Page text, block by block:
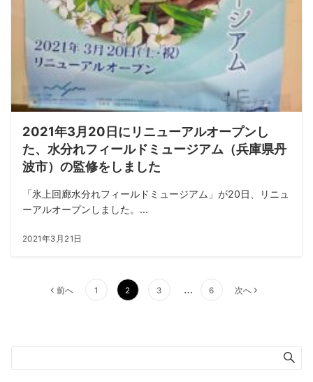
2021年3月20日にリニューアルオープンし
た、水分れフィールドミュージアム（兵庫県丹
波市）の監修をしました
「氷上回廊水分れフィールドミュージアム」が20日、リニュ
ーアルオープンしました。...
2021年3月21日
ジ
前へ 1 2 3 … 6 次へ